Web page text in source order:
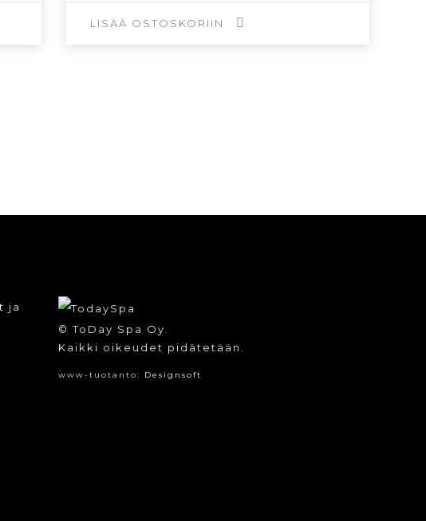
LISÄÄ OSTOSKORIIN
ja
© ToDay Spa Oy.
Kaikki oikeudet pidätetään.
www-tuotanto: Designsoft